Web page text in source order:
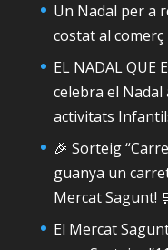
Un Nadal per a
costat al comerç
EL NADAL QUE
celebra el
activitats
🎉 Sorteig
guanya un
Mercat Sagunt!
El Mercat